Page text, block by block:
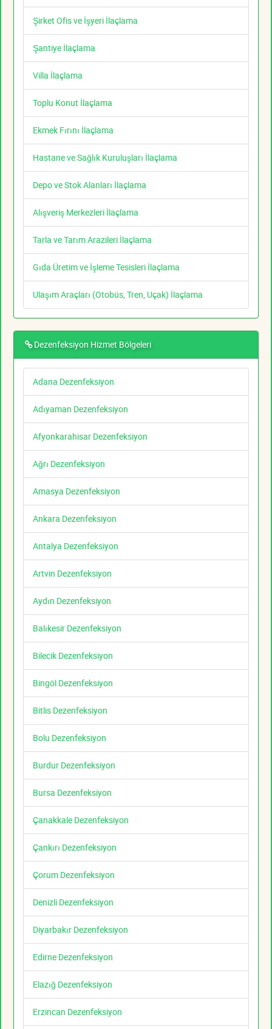
Şirket Ofis ve İşyeri İlaçlama
Şantiye İlaçlama
Villa İlaçlama
Toplu Konut İlaçlama
Ekmek Fırını İlaçlama
Hastane ve Sağlık Kuruluşları İlaçlama
Depo ve Stok Alanları İlaçlama
Alışveriş Merkezleri İlaçlama
Tarla ve Tarım Arazileri İlaçlama
Gıda Üretim ve İşleme Tesisleri İlaçlama
Ulaşım Araçları (Otobüs, Tren, Uçak) İlaçlama
Dezenfeksiyon Hizmet Bölgeleri
Adana Dezenfeksiyon
Adıyaman Dezenfeksiyon
Afyonkarahisar Dezenfeksiyon
Ağrı Dezenfeksiyon
Amasya Dezenfeksiyon
Ankara Dezenfeksiyon
Antalya Dezenfeksiyon
Artvin Dezenfeksiyon
Aydın Dezenfeksiyon
Balıkesir Dezenfeksiyon
Bilecik Dezenfeksiyon
Bingöl Dezenfeksiyon
Bitlis Dezenfeksiyon
Bolu Dezenfeksiyon
Burdur Dezenfeksiyon
Bursa Dezenfeksiyon
Çanakkale Dezenfeksiyon
Çankırı Dezenfeksiyon
Çorum Dezenfeksiyon
Denizli Dezenfeksiyon
Diyarbakır Dezenfeksiyon
Edirne Dezenfeksiyon
Elazığ Dezenfeksiyon
Erzincan Dezenfeksiyon